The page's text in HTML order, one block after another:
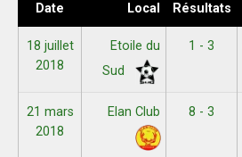
Date Local Résultats
18 juillet
2018
Etoile du
Sud
1 - 3
21 mars
2018
Elan Club
8 - 3